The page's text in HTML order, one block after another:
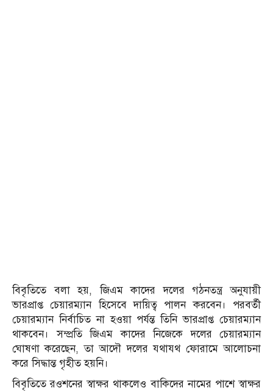
বিবৃতিতে বলা হয়, জিএম কাদের দলের গঠনতন্ত্র অনুযায়ী
ভারপ্রাপ্ত চেয়ারম্যান হিসেবে দায়িত্ব পালন করবেন। পরবর্তী
চেয়ারম্যান নির্বাচিত না হওয়া পর্যন্ত তিনি ভারপ্রাপ্ত চেয়ারম্যান
থাকবেন। সম্প্রতি জিএম কাদের নিজেকে দলের চেয়ারম্যান
ঘোষণা করেছেন, তা আদৌ দলের যথাযথ ফোরামে আলোচনা
করে সিদ্ধান্ত গৃহীত হয়নি।
বিবৃতিতে রওশনের স্বাক্ষর থাকলেও বাকিদের নামের পাশে স্বাক্ষর